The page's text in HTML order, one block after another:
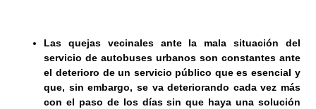
Las quejas vecinales ante la mala situación del
servicio de autobuses urbanos son constantes ante
el deterioro de un servicio público que es esencial y
que, sin embargo, se va deteriorando cada vez más
con el paso de los días sin que haya una solución